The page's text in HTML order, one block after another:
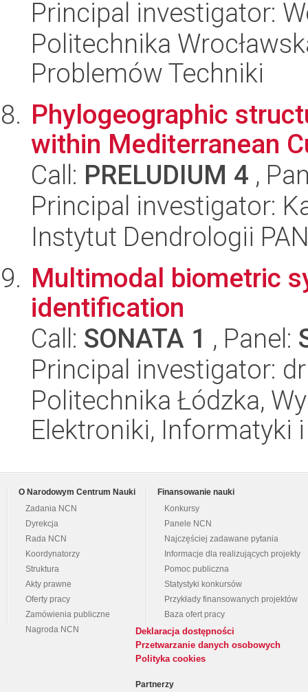
Principal investigator:
Politechnika
Problemów Techniki
Phylogeographic
within Mediterranean
Call: PRELUDIUM 4 ,
Principal investigator:
Instytut Dendrologii
Multimodal biometric
identification
Call: SONATA 1 , Panel:
Principal investigator:
Politechnika Łódzka,
Elektroniki, Informatyki
O Narodowym Centrum Nauki
Zadania NCN
Dyrekcja
Rada NCN
Koordynatorzy
Struktura
Akty prawne
Oferty pracy
Zamówienia publiczne
Nagroda NCN
Finansowanie nauki
Konkursy
Panele NCN
Najczęściej zadawane pytania
Informacje dla realizujących projekty
Pomoc publiczna
Statystyki konkursów
Przykłady finansowanych projektów
Baza ofert pracy
Deklaracja dostępności
Przetwarzanie danych osobowych
Polityka cookies
Partnerzy